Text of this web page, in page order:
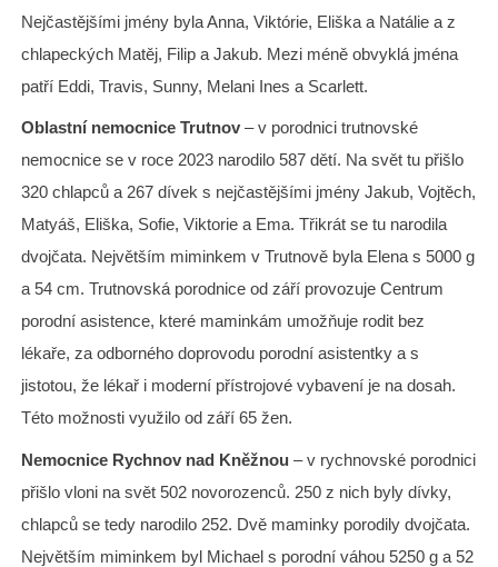
Nejčastějšími jmény byla Anna, Viktórie, Eliška a Natálie a z
chlapeckých Matěj, Filip a Jakub. Mezi méně obvyklá jména
patří Eddi, Travis, Sunny, Melani Ines a Scarlett.
Oblastní nemocnice Trutnov – v porodnici trutnovské
nemocnice se v roce 2023 narodilo 587 dětí. Na svět tu přišlo
320 chlapců a 267 dívek s nejčastějšími jmény Jakub, Vojtěch,
Matyáš, Eliška, Sofie, Viktorie a Ema. Třikrát se tu narodila
dvojčata. Největším miminkem v Trutnově byla Elena s 5000 g
a 54 cm. Trutnovská porodnice od září provozuje Centrum
porodní asistence, které maminkám umožňuje rodit bez
lékaře, za odborného doprovodu porodní asistentky a s
jistotou, že lékař i moderní přístrojové vybavení je na dosah.
Této možnosti využilo od září 65 žen.
Nemocnice Rychnov nad Kněžnou – v rychnovské porodnici
přišlo vloni na svět 502 novorozenců. 250 z nich byly dívky,
chlapců se tedy narodilo 252. Dvě maminky porodily dvojčata.
Největším miminkem byl Michael s porodní váhou 5250 g a 52